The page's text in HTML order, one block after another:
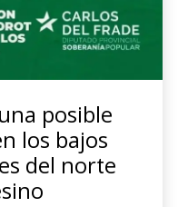
posible
los bajos
del norte